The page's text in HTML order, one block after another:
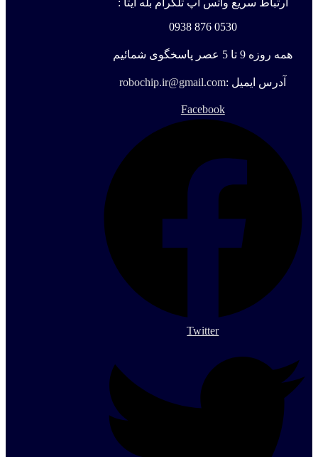
ارتباط سریع واتس آپ تلگرام بله ایتا :
0530 876 0938
همه روزه 9 تا 5 عصر پاسخگوی شمائیم
آدرس ایمیل :robochip.ir@gmail.com
Facebook
Twitter